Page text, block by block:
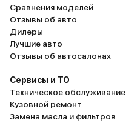
Сравнения моделей
Отзывы об авто
Дилеры
Лучшие авто
Отзывы об автосалонах
Сервисы и ТО
Техническое обслуживание
Кузовной ремонт
Замена масла и фильтров